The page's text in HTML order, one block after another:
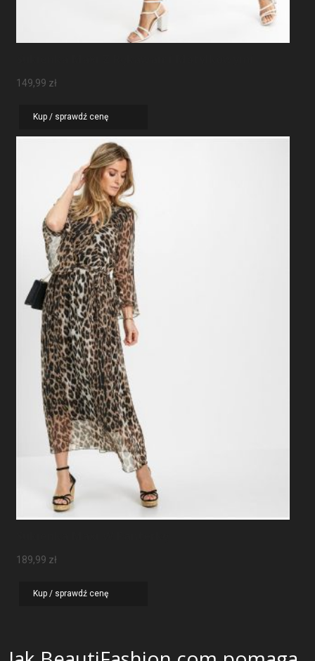
149,99 zł
Kup / sprawdź cenę
189,99 zł
Kup / sprawdź cenę